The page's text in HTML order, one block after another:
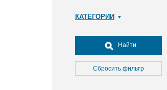
КАТЕГОРИИ
Досуг, туризм и отдых
Культура
Медицина
Найти
Сбросить фильтр